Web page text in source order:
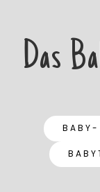
Das
BABY-